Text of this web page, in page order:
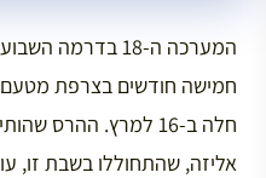
המערכה ה-18
חמישה חודשים בצרפת מטעם
חלה ב-16 למרץ. ההרס
אליזה, שהתחוללו בשבת זו,